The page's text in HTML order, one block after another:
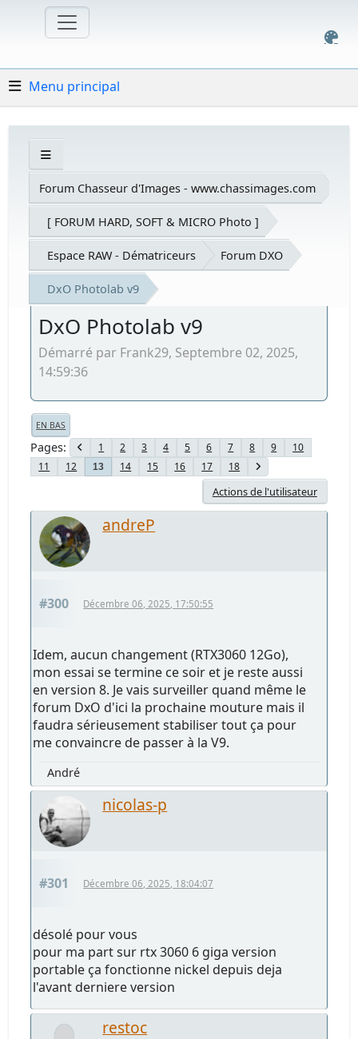
Menu principal
Forum Chasseur d'Images - www.chassimages.com
[ FORUM HARD, SOFT & MICRO Photo ]
Espace RAW - Dématriceurs Forum DXO
DxO Photolab v9
DxO Photolab v9
Démarré par Frank29, Septembre 02, 2025,
14:59:36
EN BAS
Pages 1 2 3 4 5 6 7 8 9
10
11
12 13 14 15 16 17 18
Actions de l'utilisateur
andreP
#300 Décembre 06, 2025, 17:50:55
Idem, aucun changement (RTX3060 12Go),
mon essai se termine ce soir et je reste aussi
en version 8. Je vais surveiller quand même le
forum DxO d'ici la prochaine mouture mais il
faudra sérieusement stabiliser tout ça pour
me convaincre de passer à la V9.
André
nicolas-p
#301 Décembre 06, 2025, 18:04:07
désolé pour vous
pour ma part sur rtx 3060 6 giga version
portable ça fonctionne nickel depuis deja
l'avant derniere version
restoc